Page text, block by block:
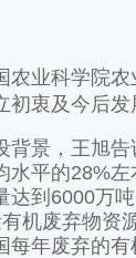
业科学院农
初衷及今后
景，王旭告
水平的28%
达到6000万
机废弃物资
每年废弃的